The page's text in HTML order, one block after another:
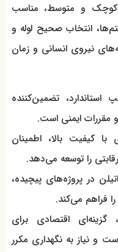
کوچک و متوسط، مناسب
انتخاب صحیح لوله و
نیروی انسانی و زمان
استاندارد، تضمین‌کننده
مقررات ایمنی است.
کیفیت بالا، اطمینان
را توسعه می‌دهد.
در پروژه‌های پیچیده،
فراهم می‌کند.
گزینه‌ای اقتصادی برای
نیاز به نگهداری مکرر